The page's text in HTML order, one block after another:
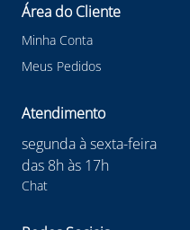
Área do Cliente
Minha Conta
Meus Pedidos
Atendimento
segunda à sexta-feira
das 8h às 17h
Chat